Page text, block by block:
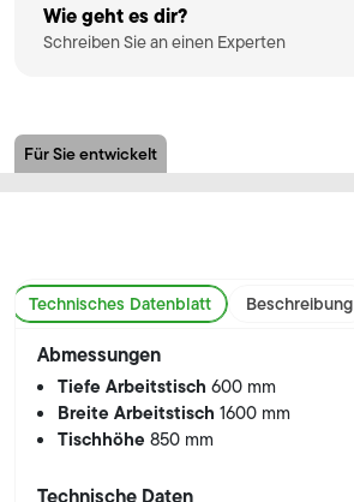
Wie geht es dir?
Schreiben Sie an einen Experten
Für Sie entwickelt
Technisches Datenblatt Beschreibung
Abmessungen
Tiefe Arbeitstisch600 mm
Breite Arbeitstisch1600 mm
Tischhöhe850 mm
Technische Daten